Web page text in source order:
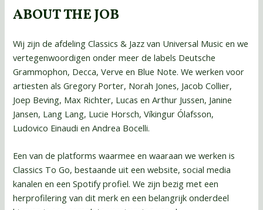
ABOUT THE JOB
Wij zijn de afdeling Classics & Jazz van Universal Music en we
vertegenwoordigen onder meer de labels Deutsche
Grammophon, Decca, Verve en Blue Note. We werken voor
artiesten als Gregory Porter, Norah Jones, Jacob Collier,
Joep Beving, Max Richter, Lucas en Arthur Jussen, Janine
Jansen, Lang Lang, Lucie Horsch, Víkingur Ólafsson,
Ludovico Einaudi en Andrea Bocelli.
Een van de platforms waarmee en waaraan we werken is
Classics To Go, bestaande uit een website, social media
kanalen en een Spotify profiel. We zijn bezig met een
herprofilering van dit merk en een belangrijk onderdeel